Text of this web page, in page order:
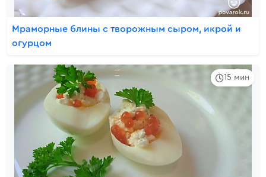
Мраморные блины с творожным сыром, икрой и
огурцом
15 мин